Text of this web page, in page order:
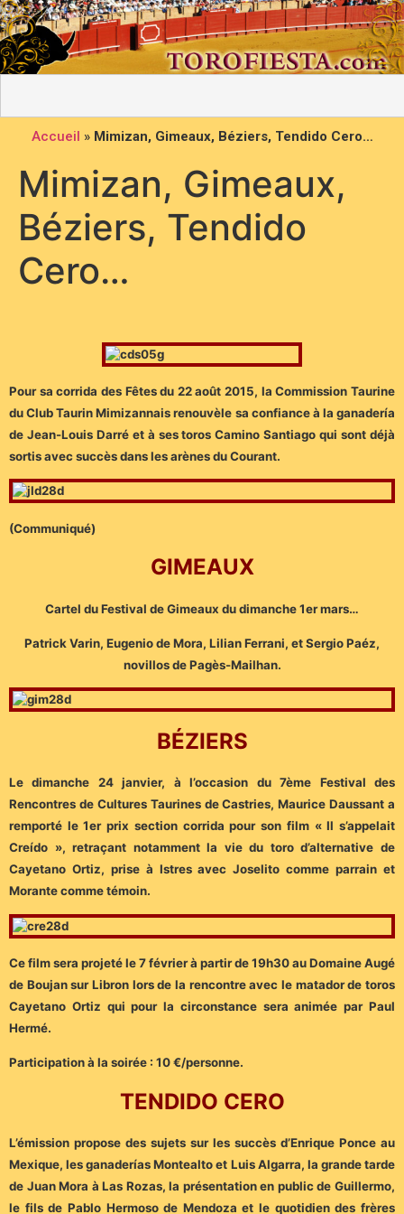
Accueil » Mimizan, Gimeaux, Béziers, Tendido Cero…
Mimizan, Gimeaux,
Béziers, Tendido
Cero…
Pour sa corrida des Fêtes du 22 août 2015, la Commission Taurine
du Club Taurin Mimizannais renouvèle sa confiance à la ganadería
de Jean-Louis Darré et à ses toros Camino Santiago qui sont déjà
sortis avec succès dans les arènes du Courant.
(Communiqué)
GIMEAUX
Cartel du Festival de Gimeaux du dimanche 1er mars…
Patrick Varin, Eugenio de Mora, Lilian Ferrani, et Sergio Paéz,
novillos de Pagès-Mailhan.
BÉZIERS
Le dimanche 24 janvier, à l’occasion du 7ème Festival des
Rencontres de Cultures Taurines de Castries, Maurice Daussant a
remporté le 1er prix section corrida pour son film « Il s’appelait
Creído », retraçant notamment la vie du toro d’alternative de
Cayetano Ortiz, prise à Istres avec Joselito comme parrain et
Morante comme témoin.
Ce film sera projeté le 7 février à partir de 19h30 au Domaine Augé
de Boujan sur Libron lors de la rencontre avec le matador de toros
Cayetano Ortiz qui pour la circonstance sera animée par Paul
Hermé.
Participation à la soirée : 10 €/personne.
TENDIDO CERO
L’émission propose des sujets sur les succès d’Enrique Ponce au
Mexique, les ganaderías Montealto et Luis Algarra, la grande tarde
de Juan Mora à Las Rozas, la présentation en public de Guillermo,
le fils de Pablo Hermoso de Mendoza et le quotidien des frères